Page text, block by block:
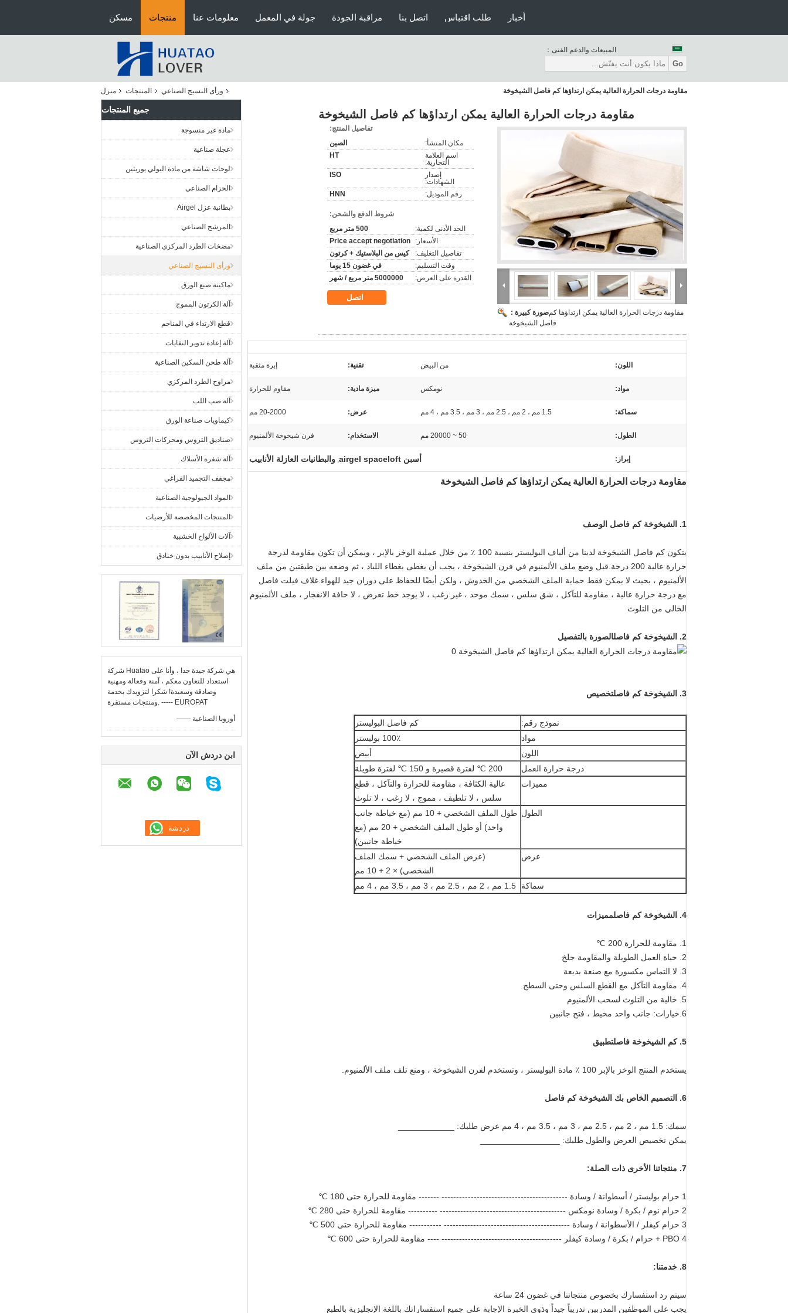
مسكن منتجات معلومات عنا جولة في المعمل مراقبة الجودة اتصل بنا طلب اقتباس أخبار
المبيعات والدعم الفنى：
Go
منزل المنتجات ورأى النسيج الصناعي مقاومة درجات الحرارة العالية يمكن ارتداؤها كم فاصل الشيخوخة
جميع المنتجات
مادة غير منسوجة
عجلة صناعية
لوحات شاشة من مادة البولي يوريثين
الحزام الصناعي
بطانية عزل Airgel
المرشح الصناعي
مضخات الطرد المركزي الصناعية
ورأى النسيج الصناعي
ماكينة صنع الورق
آلة الكرتون المموج
قطع الارتداء في المناجم
آلة إعادة تدوير النفايات
آلة طحن السكين الصناعية
مراوح الطرد المركزي
آلة صب اللب
كيماويات صناعة الورق
صناديق التروس ومحركات التروس
آلة شفرة الأسلاك
مجفف التجميد الفراغي
المواد الجيولوجية الصناعية
المنتجات المخصصة للأرضيات
آلات الألواح الخشبية
إصلاح الأنابيب بدون خنادق
شركة Huatao هي شركة جيدة جدا ، وأنا على
استعداد للتعاون معكم ، آمنة وفعالة ومهنية
وصادقة وسعيدة! شكرا لتزويدك بخدمة
ومنتجات مستقرة. ----- EUROPAT
—— أوروبا الصناعية
ابن دردش الآن
مقاومة درجات الحرارة العالية يمكن ارتداؤها كم فاصل الشيخوخة
صورة كبيرة :مقاومة درجات الحرارة العالية يمكن ارتداؤها كم
فاصل الشيخوخة
تفاصيل المنتج:
مكان المنشأ:
الصين
اسم العلامة
التجارية:
HT
إصدار
الشهادات:
ISO
رقم الموديل: HNN
شروط الدفع والشحن:
الحد الأدنى لكمية:
500 متر مربع
الأسعار:
Price accept negotiation
تفاصيل التغليف:
كيس من البلاستيك + كرتون
وقت التسليم:
في غضون 15 يوما
القدرة على العرض:
5000000 متر مربع / شهر
اتصل
اللون: من البيض تقنية: إبرة مثقبة
مواد: نومكس ميزة مادية: مقاوم للحرارة
سماكة: 1.5 مم ، 2 مم ، 2.5 مم ، 3 مم ، 3.5 مم ، 4 مم عرض: 20-2000 مم
الطول: 50 ~ 20000 مم الاستخدام: فرن شيخوخة الألمنيوم
إبراز: أسبن airgel spaceloft , والبطانيات العازلة الأنابيب
مقاومة درجات الحرارة العالية يمكن ارتداؤها كم فاصل الشيخوخة
1. الشيخوخة كم فاصل الوصف
يتكون كم فاصل الشيخوخة لدينا من ألياف البوليستر بنسبة 100 ٪ من خلال عملية الوخز بالإبر ، ويمكن أن تكون مقاومة لدرجة
حرارة عالية 200 درجة.قبل وضع ملف الألمنيوم في فرن الشيخوخة ، يجب أن يغطى بغطاء اللباد ، ثم وضعه بين طبقتين من ملف
الألمنيوم ، بحيث لا يمكن فقط حماية الملف الشخصي من الخدوش ، ولكن أيضًا للحفاظ على دوران جيد للهواء.غلاف فيلت فاصل
مع درجة حرارة عالية ، مقاومة للتآكل ، شق سلس ، سمك موحد ، غير زغب ، لا يوجد خط تعرض ، لا حافة الانفجار ، ملف الألمنيوم
الخالي من التلوث
2. الشيخوخة كم فاصلالصورة بالتفصيل
3. الشيخوخة كم فاصلتخصيص
نموذج رقم:
كم فاصل البوليستر
مواد
100٪ بوليستر
اللون
أبيض
درجة حرارة العمل
200 ℃ لفترة قصيرة و 150 ℃ لفترة طويلة
مميزات
عالية الكثافة ، مقاومة للحرارة والتآكل ، قطع
سلس ، لا تلطيف ، مموج ، لا زغب ، لا تلوث
الطول
طول الملف الشخصي + 10 مم (مع خياطة جانب
واحد) أو طول الملف الشخصي + 20 مم (مع
خياطة جانبين)
عرض
(عرض الملف الشخصي + سمك الملف
الشخصي) × 2 + 10 مم
سماكة
1.5 مم ، 2 مم ، 2.5 مم ، 3 مم ، 3.5 مم ، 4 مم
4. الشيخوخة كم فاصل مميزات
1. مقاومة للحرارة 200 ℃
2. حياة العمل الطويلة والمقاومة جلخ
3. لا التماس مكسورة مع صنعة بديعة
4. مقاومة التآكل مع القطع السلس وحتى السطح
5. خالية من التلوث لسحب الألمنيوم
6.خيارات: جانب واحد مخيط ، فتح جانبين
5. كم الشيخوخة فاصل تطبيق
يستخدم المنتج الوخز بالإبر 100 ٪ مادة البوليستر ، وتستخدم لفرن الشيخوخة ، ومنع تلف ملف الألمنيوم.
6. التصميم الخاص بك الشيخوخة كم فاصل
سمك: 1.5 مم ، 2 مم ، 2.5 مم ، 3 مم ، 3.5 مم ، 4 مم عرض طلبك: ____________
يمكن تخصيص العرض والطول طلبك: _________________
7. منتجاتنا الأخرى ذات الصلة:
1 حزام بوليستر / أسطوانة / وسادة ------------------------------------------- ------- مقاومة للحرارة حتى 180 ℃
2 حزام نوم / بكرة / وسادة نومكس ------------------------------------------- ---------- مقاومة للحرارة حتى 280 ℃
3 حزام كيفلر / الأسطوانة / وسادة ------------------------------------------- ----------- مقاومة للحرارة حتى 500 ℃
4 PBO + حزام / بكرة / وسادة كيفلر ----------------------------------------- ---- مقاومة للحرارة حتى 600 ℃
8. خدمتنا:
سيتم رد استفسارك بخصوص منتجاتنا في غضون 24 ساعة
يجب على الموظفين المدربين تدريباً جيداً وذوي الخبرة الإجابة على جميع استفساراتك باللغة الإنجليزية بالطبع